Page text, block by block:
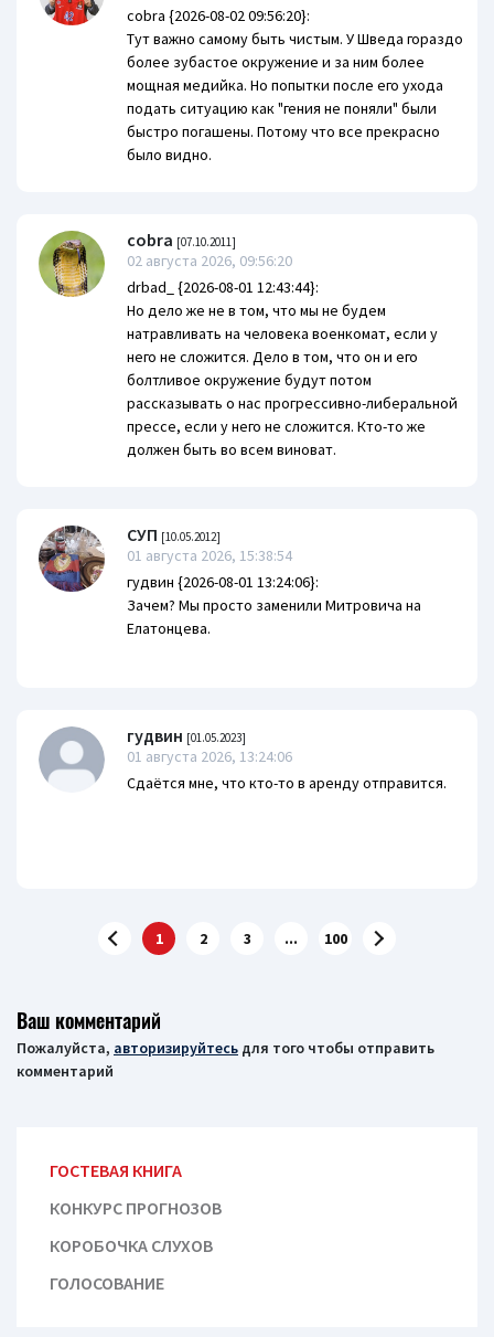
cobra {2026-08-02 09:56:20}:
Тут важно самому быть чистым. У Шведа гораздо
более зубастое окружение и за ним более
мощная медийка. Но попытки после его ухода
подать ситуацию как "гения не поняли" были
быстро погашены. Потому что все прекрасно
было видно.
cobra [07.10.2011]
02 августа 2026, 09:56:20
drbad_ {2026-08-01 12:43:44}:
Но дело же не в том, что мы не будем
натравливать на человека военкомат, если у
него не сложится. Дело в том, что он и его
болтливое окружение будут потом
рассказывать о нас прогрессивно-либеральной
прессе, если у него не сложится. Кто-то же
должен быть во всем виноват.
СУП [10.05.2012]
01 августа 2026, 15:38:54
гудвин {2026-08-01 13:24:06}:
Зачем? Мы просто заменили Митровича на
Елатонцева.
гудвин [01.05.2023]
01 августа 2026, 13:24:06
Сдаётся мне, что кто-то в аренду отправится.
1 2 3 ... 100
Ваш комментарий
Пожалуйста, авторизируйтесь для того чтобы отправить
комментарий
ГОСТЕВАЯ КНИГА
КОНКУРС ПРОГНОЗОВ
КОРОБОЧКА СЛУХОВ
ГОЛОСОВАНИЕ